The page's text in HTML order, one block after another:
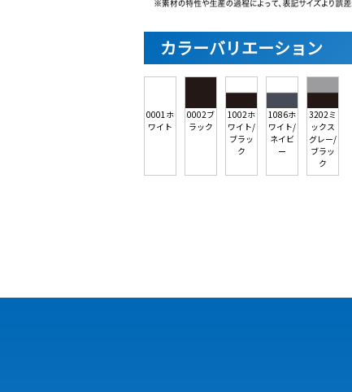
カラーバリエーション
0001ホ
ワイト
0002ブ
ラック
1002ホ
ワイト/
ブラッ
ク
1086ホ
ワイト/
ネイビ
ー
3202ミ
ックス
グレー/
ブラッ
ク